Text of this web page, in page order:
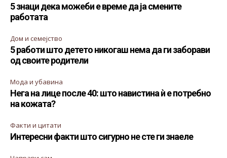
5 знаци дека можеби е време да ја смените
работата
Дом и семејство
5 работи што детето никогаш нема да ги заборави
од своите родители
Мода и убавина
Нега на лице после 40: што навистина ѝ е потребно
на кожата?
Факти и цитати
Интересни факти што сигурно не сте ги знаеле